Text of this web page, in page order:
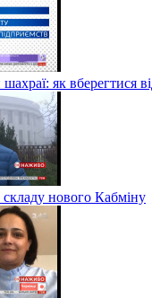
як вберегтися
нового Кабміну